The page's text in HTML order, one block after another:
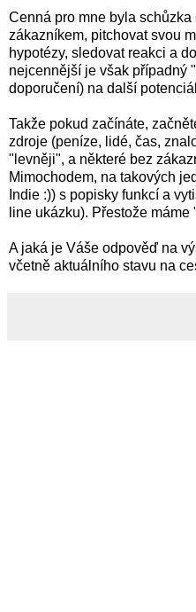
Cenná pro mne byla
zákazníkem, pitchovat svou
hypotézy, sledovat reakci a
nejcennější je však případný
doporučení) na další
Takže pokud začínáte,
zdroje (peníze, lidé, čas,
"levněji", a některé bez
Mimochodem, na takových
Indie :)) s popisky funkcí a
line ukázku). Přestože máme
A jaká je Váše odpověď na
včetně aktuálního stavu na